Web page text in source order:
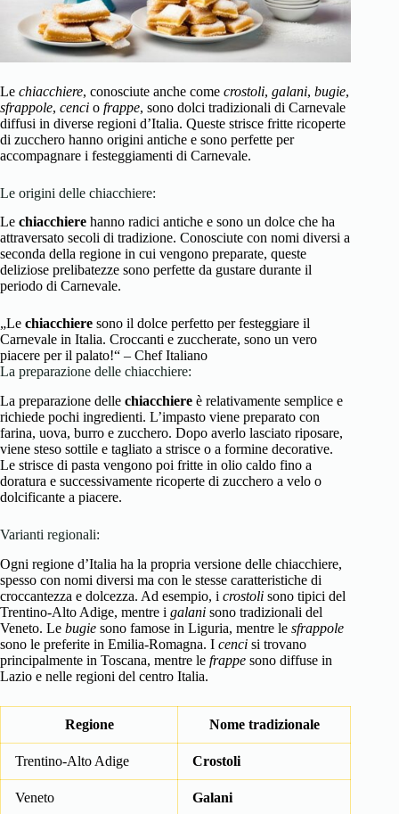
Le chiacchiere, conosciute anche come crostoli, galani, bugie,
sfrappole, cenci o frappe, sono dolci tradizionali di Carnevale
diffusi in diverse regioni d’Italia. Queste strisce fritte ricoperte
di zucchero hanno origini antiche e sono perfette per
accompagnare i festeggiamenti di Carnevale.
Le origini delle chiacchiere:
Le chiacchiere hanno radici antiche e sono un dolce che ha
attraversato secoli di tradizione. Conosciute con nomi diversi a
seconda della regione in cui vengono preparate, queste
deliziose prelibatezze sono perfette da gustare durante il
periodo di Carnevale.
„Le chiacchiere sono il dolce perfetto per festeggiare il
Carnevale in Italia. Croccanti e zuccherate, sono un vero
piacere per il palato!“ – Chef Italiano
La preparazione delle chiacchiere:
La preparazione delle chiacchiere è relativamente semplice e
richiede pochi ingredienti. L’impasto viene preparato con
farina, uova, burro e zucchero. Dopo averlo lasciato riposare,
viene steso sottile e tagliato a strisce o a formine decorative.
Le strisce di pasta vengono poi fritte in olio caldo fino a
doratura e successivamente ricoperte di zucchero a velo o
dolcificante a piacere.
Varianti regionali:
Ogni regione d’Italia ha la propria versione delle chiacchiere,
spesso con nomi diversi ma con le stesse caratteristiche di
croccantezza e dolcezza. Ad esempio, i crostoli sono tipici del
Trentino-Alto Adige, mentre i galani sono tradizionali del
Veneto. Le bugie sono famose in Liguria, mentre le sfrappole
sono le preferite in Emilia-Romagna. I cenci si trovano
principalmente in Toscana, mentre le frappe sono diffuse in
Lazio e nelle regioni del centro Italia.
Regione Nome tradizionale
Trentino-Alto Adige Crostoli
Veneto Galani